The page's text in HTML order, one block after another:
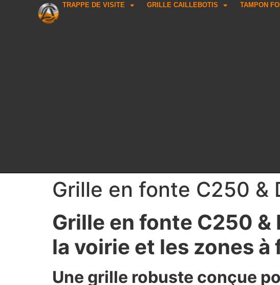
TRAPPE DE VISITE GRILLE CAILLEBOTIS TAMPON
Grille en fonte C250 &
Grille en fonte C250
la voirie et les zones
Une grille robuste conçue